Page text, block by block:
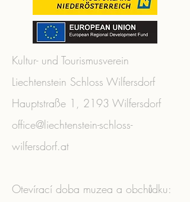
Kultur- und Tourismusverein
Liechtenstein Schloss Wilfersdorf
Hauptstraße 1, 2193 Wilfersdorf
office@liechtenstein-schloss-
wilfersdorf.at
Otevírací doba muzea a obchůdku: